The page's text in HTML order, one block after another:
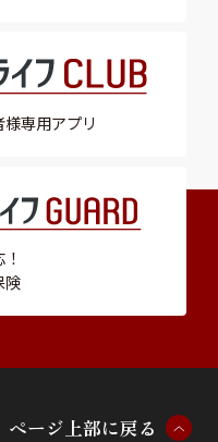
様専用アプリ
険
ページ 上部に戻る